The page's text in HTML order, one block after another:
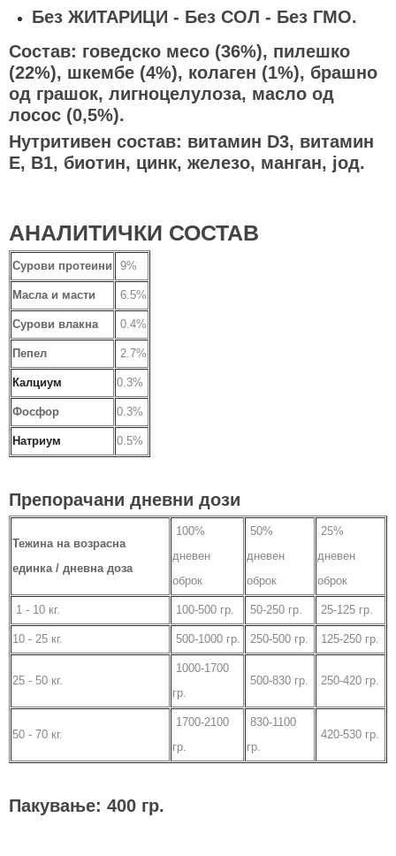
Без ЖИТАРИЦИ - Без СОЛ - Без ГМО.
Состав: говедско месо (36%), пилешко
(22%), шкембе (4%), колаген (1%), брашно
од грашок, лигноцелулоза, масло од
лосос (0,5%).
Нутритивен состав: витамин D3, витамин
E, B1, биотин, цинк, железо, манган, јод.
АНАЛИТИЧКИ СОСТАВ
Сурови протеини 9%
Масла и масти 6.5%
Сурови влакна 0.4%
Пепел 2.7%
Калциум 0.3%
Фосфор 0.3%
Натриум 0.5%
Препорачани дневни дози
Тежина на возрасна
единка / дневна доза
100%
дневен
оброк
50%
дневен
оброк
25%
дневен
оброк
1 - 10 кг. 100-500 гр. 50-250 гр. 25-125 гр.
10 - 25 кг. 500-1000 гр. 250-500 гр. 125-250 гр.
25 - 50 кг.
1000-1700
гр.
500-830 гр. 250-420 гр.
50 - 70 кг.
1700-2100
гр.
830-1100
гр.
420-530 гр.
Пакување: 400 гр.